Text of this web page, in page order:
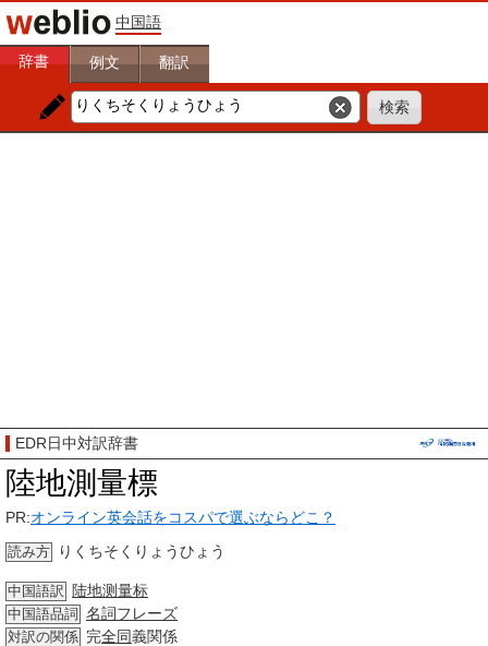
中国語
辞書 例文 翻訳
EDR日中対訳辞書
陸地測量標
PR:オンライン英会話をコスパで選ぶならどこ？
読み方 りくちそくりょうひょう
中国語訳 陆地测量标
中国語品詞 名詞フレーズ
対訳の関係 完全同義関係